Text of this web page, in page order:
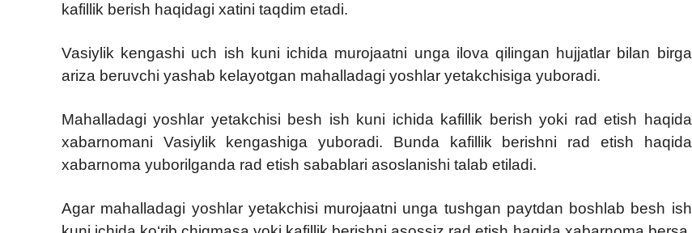
kafillik berish haqidagi xatini taqdim etadi.
Vasiylik kengashi uch ish kuni ichida murojaatni unga ilova qilingan hujjatlar bilan birga
ariza beruvchi yashab kelayotgan mahalladagi yoshlar yetakchisiga yuboradi.
Mahalladagi yoshlar yetakchisi besh ish kuni ichida kafillik berish yoki rad etish haqida
xabarnomani Vasiylik kengashiga yuboradi. Bunda kafillik berishni rad etish haqida
xabarnoma yuborilganda rad etish sabablari asoslanishi talab etiladi.
Agar mahalladagi yoshlar yetakchisi murojaatni unga tushgan paytdan boshlab besh ish